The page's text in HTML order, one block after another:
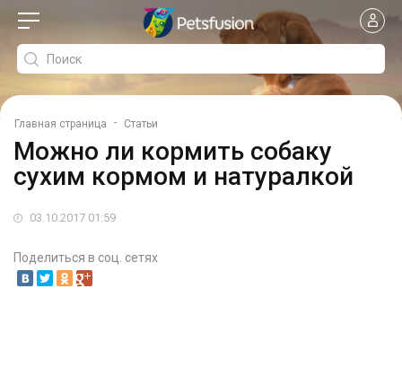
Главная страница - Статьи
Можно ли кормить собаку
сухим кормом и натуралкой
03.10.2017 01:59
Поделиться в соц. сетях